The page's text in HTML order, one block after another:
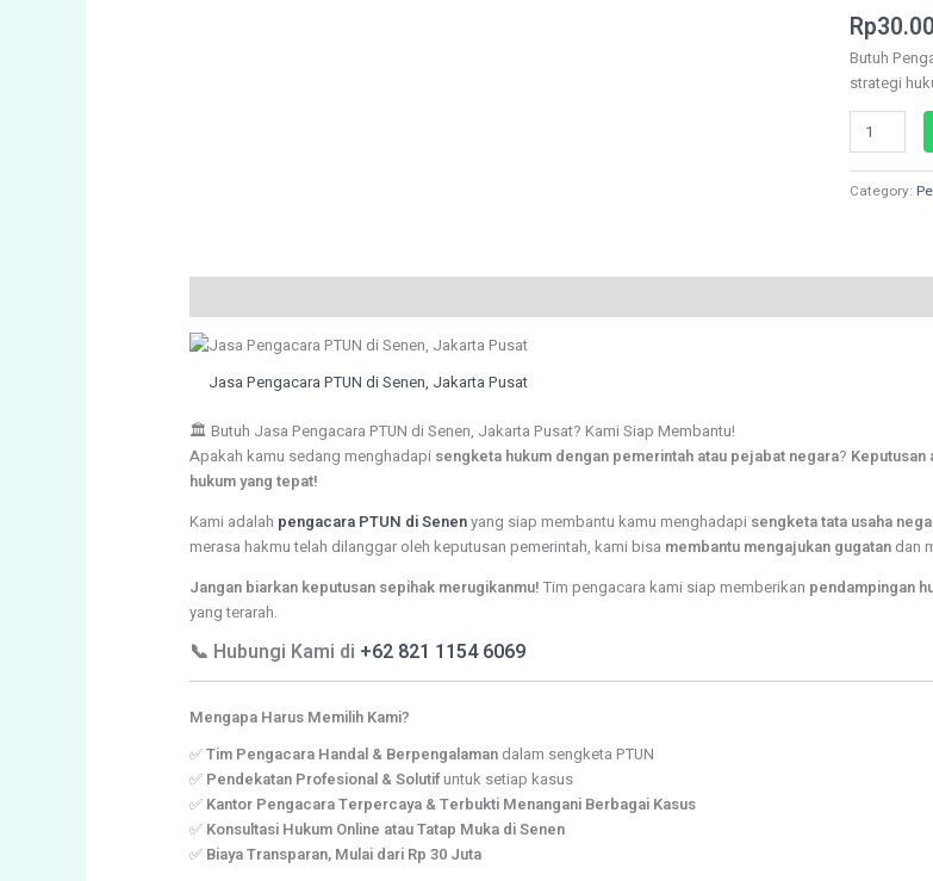
Rated
4.41out
based on
39
customer
ratings
Rp
Butuh
strategi
Membantu!
quantity
Category:
Jasa Pengacara PTUN di Senen, Jakarta Pusat
🏛️ Butuh Jasa Pengacara PTUN di Senen, Jakarta Pusat? Kami Siap Membantu!
Apakah kamu sedang menghadapi sengketa hukum dengan pemerintah atau pejabat negara? Keputusan
hukum yang tepat!
Kami adalah pengacara PTUN di Senenyang siap membantu kamu menghadapi sengketa tata usaha
merasa hakmu telah dilanggar oleh keputusan pemerintah, kami bisa membantu mengajukan gugatandan
Jangan biarkan keputusan sepihak merugikanmu! Tim pengacara kami siap memberikan pendampingan
yang terarah.
📞 Hubungi Kami di +62 821 1154 6069
Mengapa Harus Memilih Kami?
✅Tim Pengacara Handal & Berpengalamandalam sengketa PTUN
✅ Pendekatan Profesional & Solutifuntuk setiap kasus
✅ Kantor Pengacara Terpercaya & Terbukti Menangani Berbagai Kasus
✅ Konsultasi Hukum Online atau Tatap Muka di Senen
✅ Biaya Transparan, Mulai dari Rp 30 Juta